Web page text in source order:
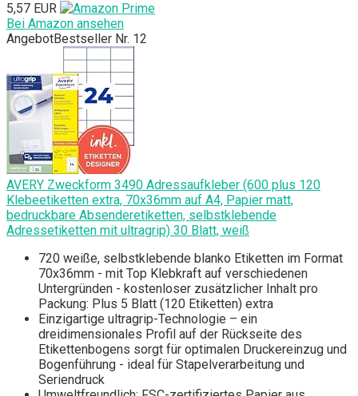
5,57 EUR
Bei Amazon ansehen
AngebotBestseller Nr. 12
AVERY Zweckform 3490 Adressaufkleber (600 plus 120
Klebeetiketten extra, 70x36mm auf A4, Papier matt,
bedruckbare Absenderetiketten, selbstklebende
Adressetiketten mit ultragrip) 30 Blatt, weiß
720 weiße, selbstklebende blanko Etiketten im Format
70x36mm - mit Top Klebkraft auf verschiedenen
Untergründen - kostenloser zusätzlicher Inhalt pro
Packung: Plus 5 Blatt (120 Etiketten) extra
Einzigartige ultragrip-Technologie – ein
dreidimensionales Profil auf der Rückseite des
Etikettenbogens sorgt für optimalen Druckereinzug und
Bogenführung - ideal für Stapelverarbeitung und
Seriendruck